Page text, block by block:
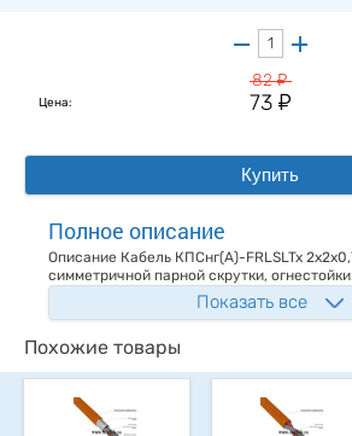
Цена:
82у
73 у
Купить
Полное описание
Описание Кабель КПСнг(А)-FRLSLTx
симметричной парной скрутки,
Показать все
Похожие товары